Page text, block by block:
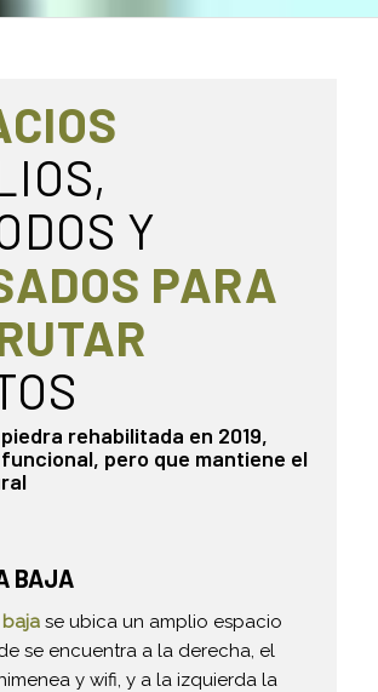
Y
PARA
rehabilitada en 2019,
pero que mantiene el
BAJA
se ubica un amplio espacio
se encuentra a la derecha, el
y wifi, y a la izquierda la